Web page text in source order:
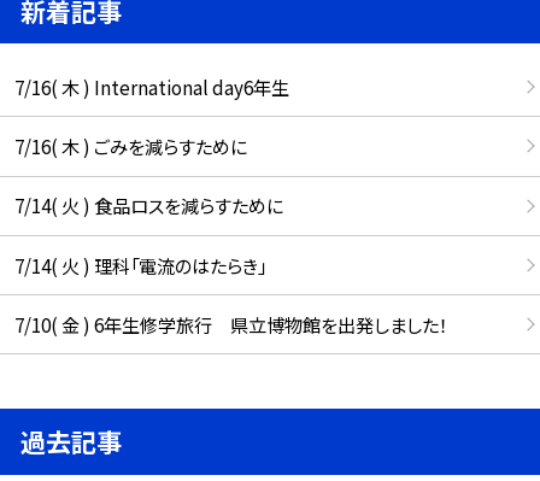
新着記事
7/16( 木 ) International day6年生
7/16( 木 ) ごみを減らすために
7/14( 火 ) 食品ロスを減らすために
7/14( 火 ) 理科「電流のはたらき」
7/10( 金 ) 6年生修学旅行 県立博物館を出発しました！
過去記事